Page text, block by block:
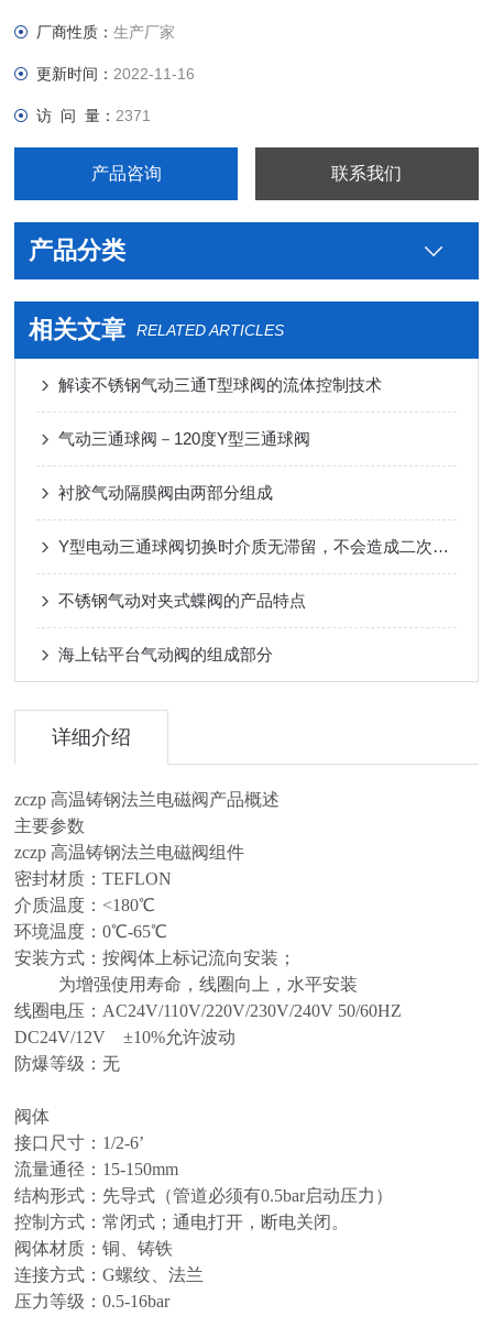
厂商性质：生产厂家
更新时间： 2022-11-16
访 问 量： 2371
产品咨询 联系我们
产品分类
相关文章 RELATED ARTICLES
解读不锈钢气动三通T型球阀的流体控制技术
气动三通球阀－120度Y型三通球阀
衬胶气动隔膜阀由两部分组成
Y型电动三通球阀切换时介质无滞留，不会造成二次污染
不锈钢气动对夹式蝶阀的产品特点
海上钻平台气动阀的组成部分
详细介绍
zczp 高温铸钢法兰电磁阀产品概述
主要参数
zczp 高温铸钢法兰电磁阀组件
密封材质：TEFLON
介质温度：<180℃
环境温度：0℃-65℃
安装方式：按阀体上标记流向安装；
为增强使用寿命，线圈向上，水平安装
线圈电压：AC24V/110V/220V/230V/240V 50/60HZ
DC24V/12V ±10%允许波动
防爆等级：无
阀体
接口尺寸：1/2-6’
流量通径：15-150mm
结构形式：先导式（管道必须有0.5bar启动压力）
控制方式：常闭式；通电打开，断电关闭。
阀体材质：铜、铸铁
连接方式：G螺纹、法兰
压力等级：0.5-16bar